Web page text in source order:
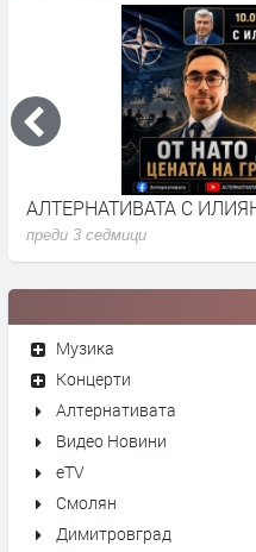
АЛТЕРНАТИВАТА С
преди 3 седмици
Музика
Концерти
Алтернативата
Видео Новини
eTV
Смолян
Димитровград